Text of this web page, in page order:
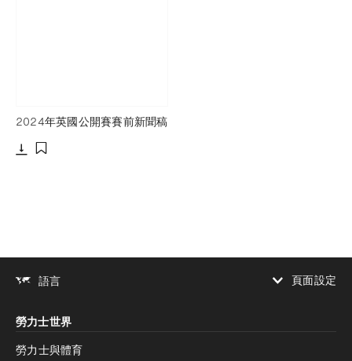
2024年英國公開賽賽前新聞稿
語言
頁面設定
增加對比度
停用
減少動畫
勞力士世界
勞力士與體育